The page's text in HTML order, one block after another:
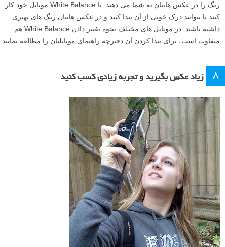
رنگ را در عکس هایتان به شما می دهند. با White Balance موبایل خود کار
کنید تا بتوانید درک خوبی از آن پیدا کنید و در عکس هایتان رنگ های بهتری
داشته باشید. در موبایل های مختلف نحوه تغییر دادن White Balance هم
متفاوت است، برای پیدا کردن آن دفترچه راهنمای موبایلتان را مطالعه نمایید.
۸ زیاد عکس بگیرید و تجربه زیادی کسب کنید